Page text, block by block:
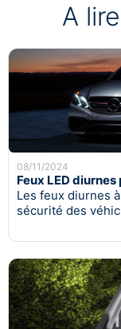
A
08/11/2024
Feux LED
Les feux diurnes
sécurité des